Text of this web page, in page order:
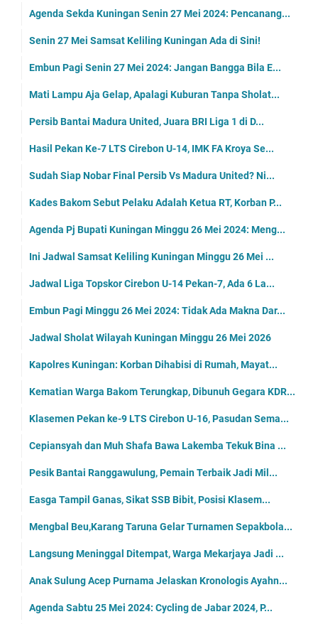
Agenda Sekda Kuningan Senin 27 Mei 2024: Pencanang...
Senin 27 Mei Samsat Keliling Kuningan Ada di Sini!
Embun Pagi Senin 27 Mei 2024: Jangan Bangga Bila E...
Mati Lampu Aja Gelap, Apalagi Kuburan Tanpa Sholat...
Persib Bantai Madura United, Juara BRI Liga 1 di D...
Hasil Pekan Ke-7 LTS Cirebon U-14, IMK FA Kroya Se...
Sudah Siap Nobar Final Persib Vs Madura United? Ni...
Kades Bakom Sebut Pelaku Adalah Ketua RT, Korban P...
Agenda Pj Bupati Kuningan Minggu 26 Mei 2024: Meng...
Ini Jadwal Samsat Keliling Kuningan Minggu 26 Mei ...
Jadwal Liga Topskor Cirebon U-14 Pekan-7, Ada 6 La...
Embun Pagi Minggu 26 Mei 2024: Tidak Ada Makna Dar...
Jadwal Sholat Wilayah Kuningan Minggu 26 Mei 2026
Kapolres Kuningan: Korban Dihabisi di Rumah, Mayat...
Kematian Warga Bakom Terungkap, Dibunuh Gegara KDR...
Klasemen Pekan ke-9 LTS Cirebon U-16, Pasudan Sema...
Cepiansyah dan Muh Shafa Bawa Lakemba Tekuk Bina ...
Pesik Bantai Ranggawulung, Pemain Terbaik Jadi Mil...
Easga Tampil Ganas, Sikat SSB Bibit, Posisi Klasem...
Mengbal Beu,Karang Taruna Gelar Turnamen Sepakbola...
Langsung Meninggal Ditempat, Warga Mekarjaya Jadi ...
Anak Sulung Acep Purnama Jelaskan Kronologis Ayahn...
Agenda Sabtu 25 Mei 2024: Cycling de Jabar 2024, P...